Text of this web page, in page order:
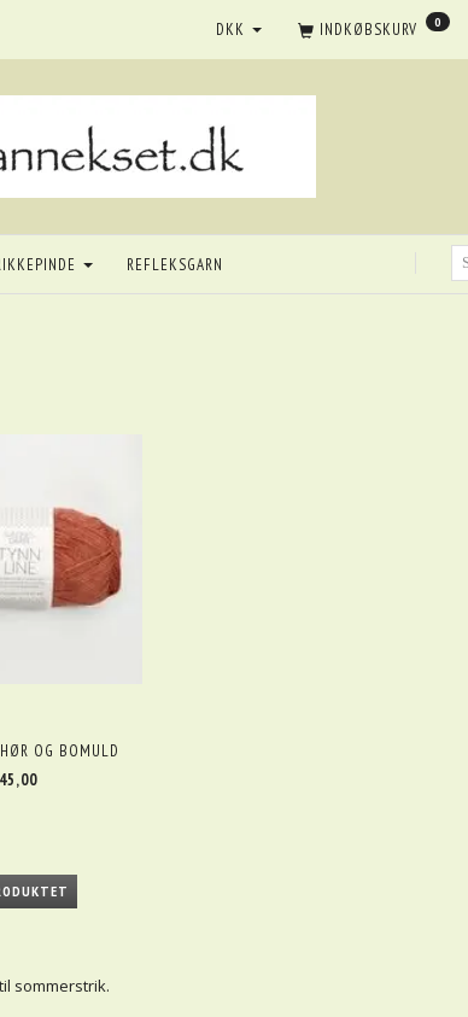
INDKØBSKURV 0
DKK
REFLEKSGARN
OG BOMULD
45,00
sommerstrik.